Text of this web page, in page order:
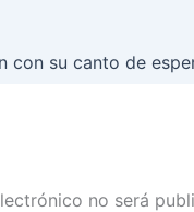
con su canto de
no será